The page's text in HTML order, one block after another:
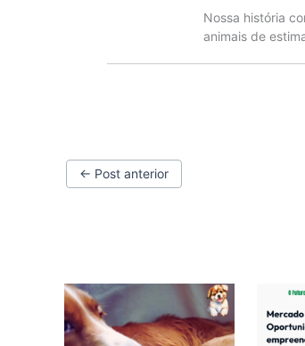
Nossa história
animais de
← Post anterior